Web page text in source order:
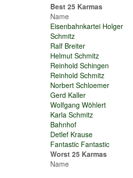
Best 25 Karmas
Name
Eisenbahnkartei Holger
Schmitz
Ralf Breiter
Helmut Schmitz
Reinhold Schingen
Reinhold Schmitz
Norbert Schloemer
Gerd Kaller
Wolfgang Wöhlert
Karla Schmitz
Bahnhof
Detlef Krause
Fantastic Fantastic
Worst 25 Karmas
Name